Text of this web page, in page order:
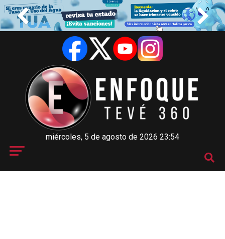
miércoles, 5 de agosto de 2026 23:54